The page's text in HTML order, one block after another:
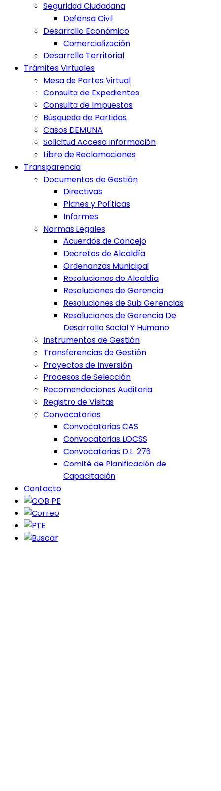
Seguridad Ciudadana
Defensa Civil
Desarrollo Económico
Comercialización
Desarrollo Territorial
Trámites Virtuales
Mesa de Partes Virtual
Consulta de Expedientes
Consulta de Impuestos
Búsqueda de Partidas
Casos DEMUNA
Solicitud Acceso Información
Libro de Reclamaciones
Transparencia
Documentos de Gestión
Directivas
Planes y Políticas
Informes
Normas Legales
Acuerdos de Concejo
Decretos de Alcaldía
Ordenanzas Municipal
Resoluciones de Alcaldía
Resoluciones de Gerencia
Resoluciones de Sub Gerencias
Resoluciones de Gerencia De
Desarrollo Social Y Humano
Instrumentos de Gestión
Transferencias de Gestión
Proyectos de Inversión
Procesos de Selección
Recomendaciones Auditoria
Registro de Visitas
Convocatorias
Convocatorias CAS
Convocatorias LOCSS
Convocatorias D.L. 276
Comité de Planificación de
Capacitación
Contacto